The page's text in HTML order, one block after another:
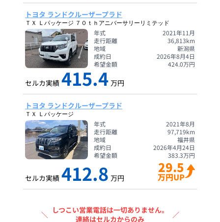
トヨタ ランドクルーザープラド
ＴＸ Ｌパッケージ ７０ｔｈアニバーサリーリミテッド
年式
2021年11月
走行距離
36,813km
地域
新潟県
成約日
2026年8月4日
希望金額
424.0万円
セルカ実績 415.4 万円
トヨタ ランドクルーザープラド
ＴＸ Ｌパッケージ
年式
2021年8月
走行距離
97,719km
地域
福井県
成約日
2026年4月24日
希望金額
383.3万円
セルカ実績 412.8 万円
29.5
万円UP
＼ しつこい営業電話は一切ありません。
連絡はセルカからのみ
／